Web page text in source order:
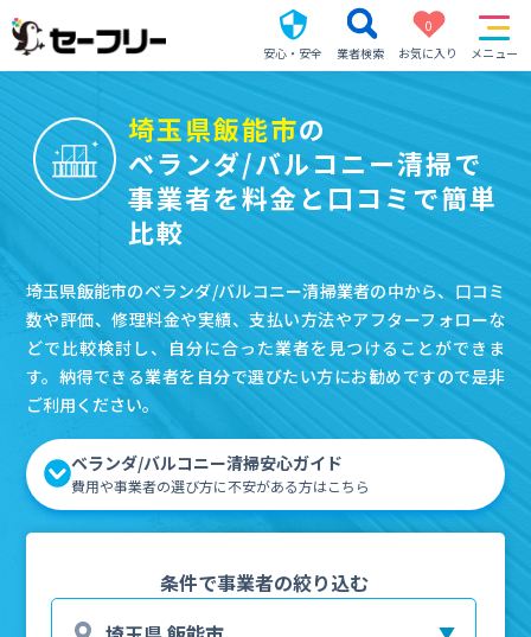
安心・安全 業者検索
0
お気に入り
メニュー
埼玉県飯能市の
ベランダ/バルコニー清掃で
事業者を料金と口コミで簡単
比較
埼玉県飯能市のベランダ/バルコニー清掃業者の中から、口コミ
数や評価、修理料金や実績、支払い方法やアフターフォローな
どで比較検討し、自分に合った業者を見つけることができま
す。納得できる業者を自分で選びたい方にお勧めですので是非
ご利用ください。
ベランダ/バルコニー清掃安心ガイド
費用や事業者の選び方に不安がある方はこちら
条件で事業者の絞り込む